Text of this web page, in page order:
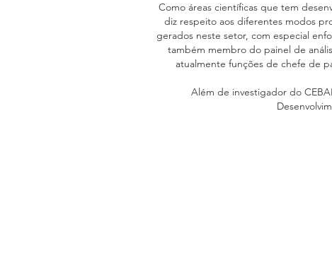
Como áreas científicas que tem
diz respeito aos diferentes modos
gerados neste setor, com especial
também membro do painel de
atualmente funções de chefe de
Além de investigador do